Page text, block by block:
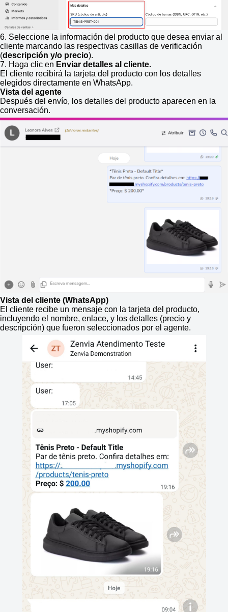
6. Seleccione la información del producto que desea enviar al
cliente marcando las respectivas casillas de verificación
(descripción y/o precio).
7. Haga clic en Enviar detalles al cliente.
El cliente recibirá la tarjeta del producto con los detalles
elegidos directamente en WhatsApp.
Vista del agente
Después del envío, los detalles del producto aparecen en la
conversación.
Vista del cliente (WhatsApp)
El cliente recibe un mensaje con la tarjeta del producto,
incluyendo el nombre, enlace, y los detalles (precio y
descripción) que fueron seleccionados por el agente.